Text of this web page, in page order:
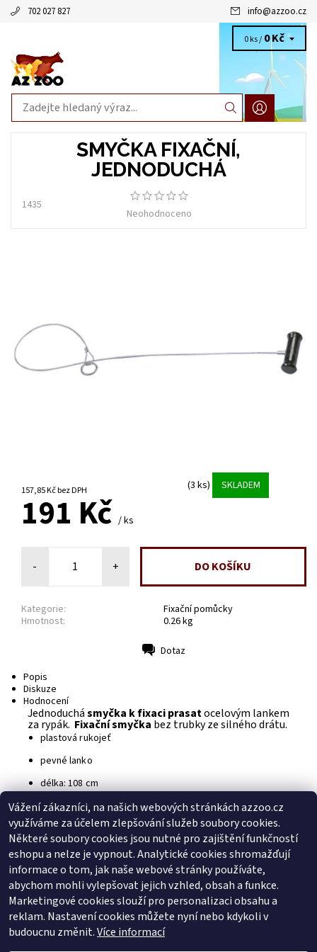
702 027 827 info@azzoo.cz
0 ks / 0 Kč
SMYČKA FIXAČNÍ,
JEDNODUCHÁ
1435
Neohodnoceno
157,85 Kč bez DPH (3 ks) SKLADEM
191 Kč / ks
- +
Kategorie:
Fixační pomůcky
Hmotnost:
0.26 kg
Dotaz
Popis
Diskuze
Hodnocení
Jednoduchásmyčka k fixaciprasatocelovým lankem
za rypák. Fixační smyčka bez trubky ze silného drátu.
plastová rukojeť
pevné lanko
délka: 108 cm
Buďte první, kdo napíše příspěvek k této položce.
Přidat komentář
Buďte první, kdo napíše příspěvek k této položce.
Přidat hodnocení
Zboží.cz | Heureka.cz
Vážení zákazníci, na našich webových stránkách azzoo.cz
využíváme za účelem zlepšování služeb soubory cookies.
Některé soubory cookies jsou nutné pro zajištění funkčností
eshopu a nelze je vypnout. Analytické cookies shromažďují
informace o tom, jak naše webové stránky používáte,
abychom mohli vylepšovat jejich vzhled, obsah a funkce.
Marketingové cookies slouží pro personalizaci obsahu a
reklam. Nastavení cookies můžete nyní nebo kdykoli v
budoucnu změnit.Více informací